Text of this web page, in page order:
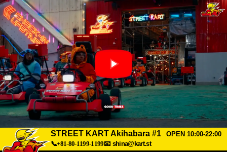
STREET KART Akihabara #1
OPEN 10:00-22:00
📞+81-80-1199-1199📧 shina@kart.st